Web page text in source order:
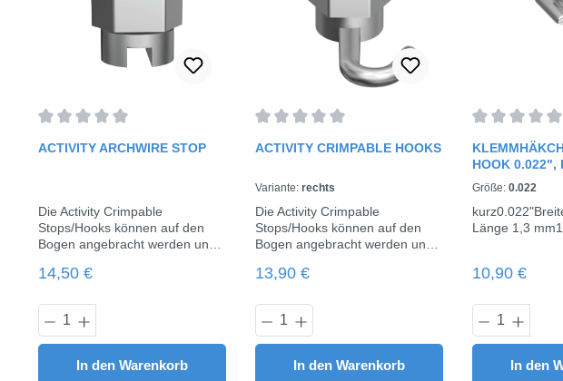
ACTIVITY ARCHWIRE STOP
Die Activity Crimpable
Stops/Hooks können auf den
Bogen angebracht werden und
Durch Festdrehen der Mutter,
Schlüssels, werden diese am
Bogen fixiert.inkl. Schlüsselfür
Bögen bis 0.021" x 0.025"10
Stück / Pack
Regulärer Preis:
14,50 €
Produkt Anzahl: Gib den gewünschten Wert ein oder
In den Warenkorb
Durchschnittliche Bewertung von 0 von 5
ACTIVITY CRIMPABLE HOOKS
Variante: rechts
Die Activity Crimpable
Stops/Hooks können auf den
Bogen angebracht werden und
Durch Festdrehen der Mutter,
Schlüssels, werden diese am
Bogenfixiert.inkl. Schlüsselfür
Bögen bis 0.021" x 0.025"10
Stück / Pack
Regulärer Preis:
13,90 €
Produkt Anzahl: Gib den
In den Warenkorb
HOOK 0.022",
Größe: 0.022
Länge 1,3
Regulärer
10,90 €
Produkt
In den